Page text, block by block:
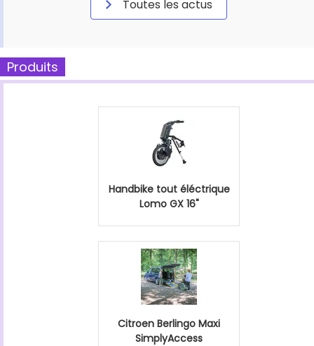
Toutes les actus
Produits
Handbike tout éléctrique
Lomo GX 16"
Citroen Berlingo Maxi
SimplyAccess